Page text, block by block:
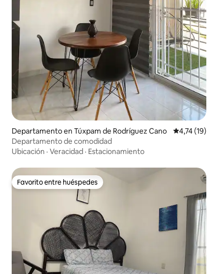
Departamento en Túxpam de Rodríguez Cano Calificación
4,74 (19)
Departamento de comodidad
Ubicación · Veracidad · Estacionamiento
Favorito entre huéspedes
Favorito entre huéspedes